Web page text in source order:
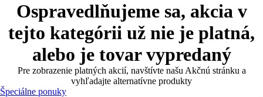
Ospravedlňujeme sa, akcia v
tejto kategórii už nie je platná,
alebo je tovar vypredaný
Pre zobrazenie platných akcií, navštívte našu Akčnú stránku a
vyhľadajte alternatívne produkty
Špeciálne ponuky